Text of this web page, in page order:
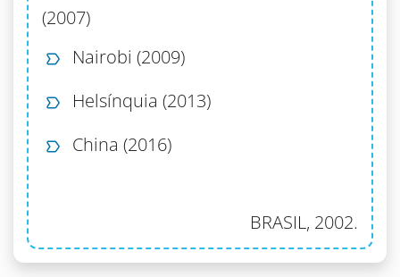
(2007)
Nairobi (2009)
Helsínquia (2013)
China (2016)
BRASIL, 2002.